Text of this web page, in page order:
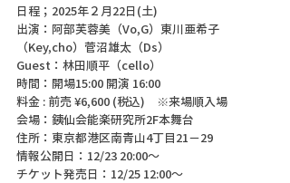
日程；2025年２月22日(土)
出演：阿部芙蓉美（Vo,G）東川亜希子
（Key,cho）菅沼雄太（Ds）
Guest：林田順平（cello）
時間：開場15:00 開演 16:00
料金 : 前売 ¥6,600 (税込)　※来場順入場
会場：銕仙会能楽研究所2F本舞台
住所：東京都港区南青山4丁目21−29
情報公開日：12/23 20:00〜
チケット発売日：12/25 12:00〜